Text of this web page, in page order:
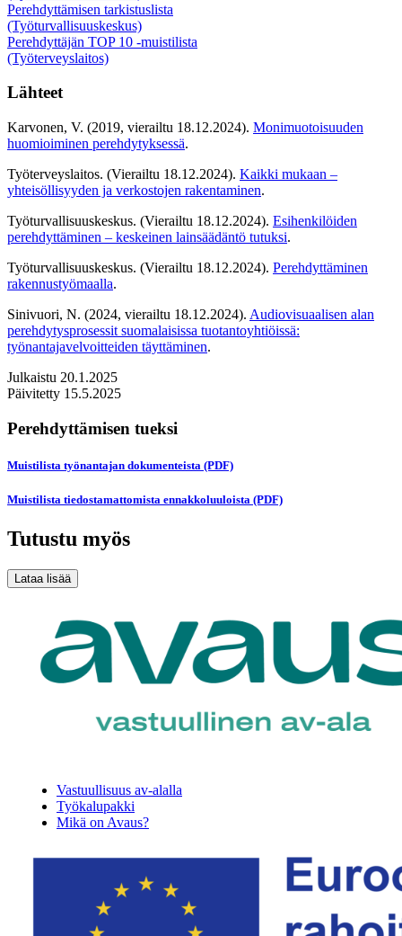
Perehdyttämisen tarkistuslista
(Työturvallisuuskeskus)
Perehdyttäjän TOP 10 -muistilista
(Työterveyslaitos)
Lähteet
Karvonen, V. (2019, vierailtu 18.12.2024). Monimuotoisuuden
huomioiminen perehdytyksessä.
Työterveyslaitos. (Vierailtu 18.12.2024). Kaikki mukaan –
yhteisöllisyyden ja verkostojen rakentaminen.
Työturvallisuuskeskus. (Vierailtu 18.12.2024). Esihenkilöiden
perehdyttäminen – keskeinen lainsäädäntö tutuksi.
Työturvallisuuskeskus. (Vierailtu 18.12.2024). Perehdyttäminen
rakennustyömaalla.
Sinivuori, N. (2024, vierailtu 18.12.2024). Audiovisuaalisen alan
perehdytysprosessit suomalaisissa tuotantoyhtiöissä:
työnantajavelvoitteiden täyttäminen.
Julkaistu 20.1.2025
Päivitetty 15.5.2025
Perehdyttämisen tueksi
Muistilista työnantajan dokumenteista (PDF)
Muistilista tiedostamattomista ennakkoluuloista (PDF)
Tutustu myös
Vastuullisuus av-alalla
Työkalupakki
Mikä on Avaus?